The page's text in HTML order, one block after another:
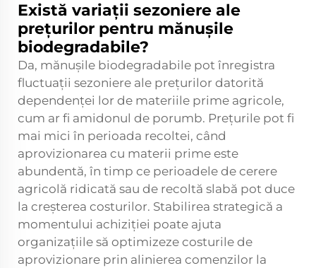
Există variații sezoniere ale
prețurilor pentru mănușile
biodegradabile?
Da, mănușile biodegradabile pot înregistra
fluctuații sezoniere ale prețurilor datorită
dependenței lor de materiile prime agricole,
cum ar fi amidonul de porumb. Prețurile pot fi
mai mici în perioada recoltei, când
aprovizionarea cu materii prime este
abundentă, în timp ce perioadele de cerere
agricolă ridicată sau de recoltă slabă pot duce
la creșterea costurilor. Stabilirea strategică a
momentului achiziției poate ajuta
organizațiile să optimizeze costurile de
aprovizionare prin alinierea comenzilor la